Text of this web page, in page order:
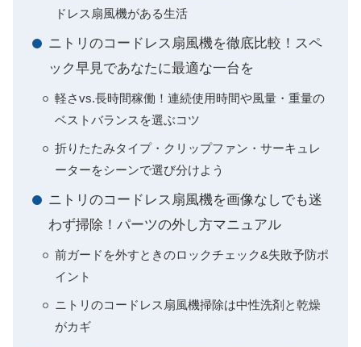
ドレス扇風機がある生活
ニトリのコードレス扇風機を徹底比較！スペ
ック早見であなたに最適な一台を
軽さvs.長時間稼働！連続使用時間や風量・重量の
ベストバランスを選ぶコツ
折りたたみタイプ・クリップファン・サーキュレ
ーターをシーンで選び分けよう
ニトリのコードレス扇風機を画像なしでも迷
わず掃除！パーツの外し方マニュアル
前ガードを外すときのロックチェック&失敗予防ポ
イント
ニトリのコードレス扇風機掃除は中性洗剤と乾燥
がカギ